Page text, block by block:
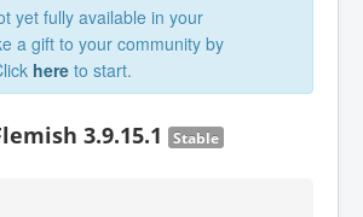
yet fully available in your
a gift to your community by
here to start.
3.9.15.1 Stable